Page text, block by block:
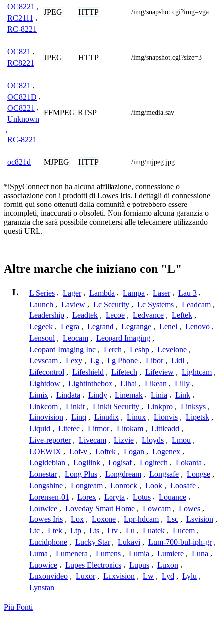
OC8221 ,
RC2111 ,
RC-8221
JPEG HTTP /img/snapshot.cgi?img=vga
OC821 ,
RC8221
JPEG HTTP /img/snapshot.cgi?size=3
OC821 ,
OC821D ,
OC8221 ,
Unknown
,
RC-8221
FFMPEG RTSP /img/media.sav
oc821d MJPEG HTTP /img/mjpeg.jpg
*iSpyConnect non ha alcuna affiliazione, connessione o
associazione con i prodotti di Lowes Iris. I dettagli di connessione
forniti qui sono ottenuti dalla comunità e potrebbero essere
incompleti, inaccurati o obsoleti. Non forniamo alcuna garanzia o
garanzia che sarà possibile connettersi alle telecamere utilizzando
questi URL.
Altre marche che iniziano con "L"
L L Series , Lager , Lambda , Lampa , Laser , Lau 3 ,
Launch , Laview , Lc Security , Lc Systems , Leadcam ,
Leadership , Leadtek , Lecoe , Ledvance , Leftek ,
Legeek , Legra , Legrand , Legrange , Lenel , Lenovo ,
Lensoul , Leocam , Leopard Imaging ,
Leopard Imaging Inc , Lerch , Leshp , Levelone ,
Levscam , Lexy , Lg , Lg Phone , Libor , Lidl ,
Lifecontrol , Lifeshield , Lifetech , Lifeview , Lightcam ,
Lightdow , Lightinthebox , Lihai , Likean , Lilly ,
Limix , Lindata , Lindy , Linemak , Linia , Link ,
Linkcom , Linkit , Linkit Security , Linkpro , Linksys ,
Linovision , Linq , Linudix , Linux , Lionvis , Lipetsk ,
Liquid , Litetec , Litmor , Litokam , Littleadd ,
Live-reporter , Livecam , Lizvie , Lloyds , Lmou ,
LOEWIX , Lof-v , Loftek , Logan , Logenex ,
Logidebian , Logilink , Logisaf , Logitech , Lokanta ,
Lonestar , Long Plus , Longdream , Longsafe , Longse ,
Longshine , Longteam , Lonrock , Look , Loosafe ,
Lorensen-01 , Lorex , Loryta , Lotus , Louance ,
Louwice , Loveday Smart Home , Lowcam , Lowes ,
Lowes Iris , Lox , Loxone , Lpr-hdcam , Lsc , Lsvision ,
Ltc , Ltek , Ltp , Lts , Ltv , Lu , Luatek , Lucem ,
Lucidphone , Lucky Star , Lukavi , Lum-700-bul-iph-gr ,
Luma , Lumenera , Lumens , Lumia , Lumiere , Luna ,
Luowice , Lupes Electronics , Lupus , Luxon ,
Luxonvideo , Luxor , Luxvision , Lw , Lyd , Lylu ,
Lynstan
Più Fonti